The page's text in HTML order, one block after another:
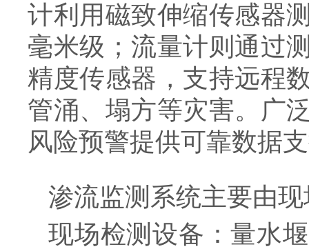
计利用磁致伸缩传感器
毫米级；流量计则通过
精度传感器，支持远程
管涌、塌方等灾害。广
风险预警提供可靠数据
渗流监测系统主要由
现场检测设备：量水